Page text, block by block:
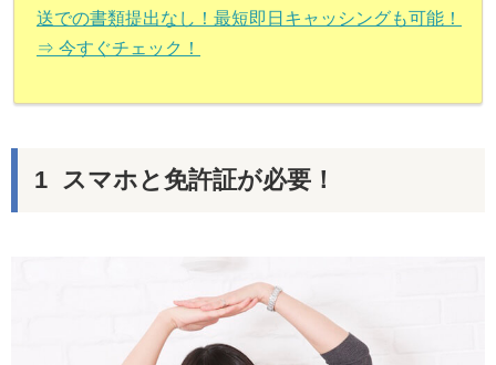
送での書類提出なし！最短即日キャッシングも可能！
⇒ 今すぐチェック！
スマホと免許証が必要！